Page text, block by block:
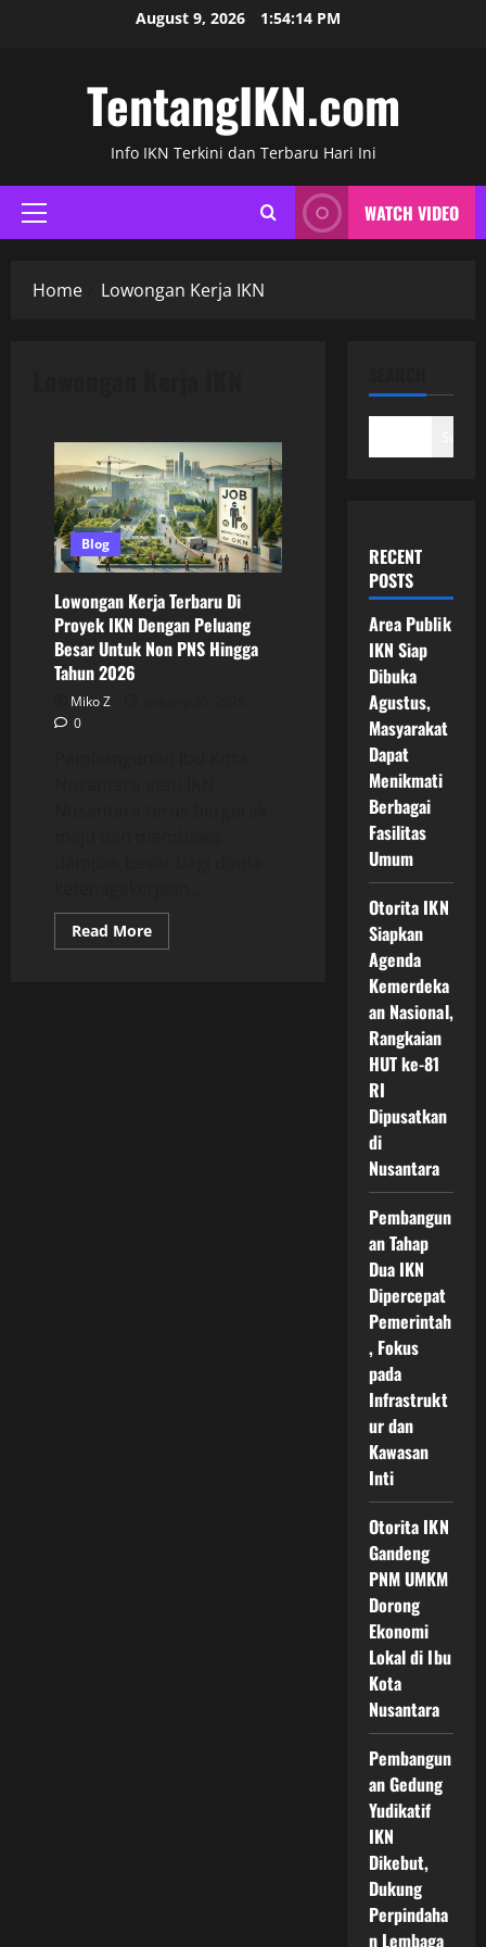
August 9, 2026 1:54:15 PM
TentangIKN.com
Info IKN Terkini dan Terbaru Hari Ini
Primary
Menu
WATCH VIDEO
Home Lowongan Kerja IKN
Blog
Lowongan Kerja Terbaru Di
Proyek IKN Dengan Peluang
Besar Untuk Non PNS Hingga
Tahun 2026
Miko Z
0
Read MoreRead
more
RECENT
POSTS
Area Publik
IKN Siap
Dibuka
Agustus,
Masyarakat
Dapat
Menikmati
Berbagai
Fasilitas
Umum
Otorita IKN
Siapkan
Agenda
Kemerdeka
an Nasional,
Rangkaian
HUT ke-81
RI
Dipusatkan
di
Nusantara
Pembangun
an Tahap
Dua IKN
Dipercepat
Pemerintah
, Fokus
pada
Infrastrukt
ur dan
Kawasan
Inti
Otorita IKN
Gandeng
PNM UMKM
Dorong
Ekonomi
Lokal di Ibu
Kota
Nusantara
Pembangun
an Gedung
Yudikatif
IKN
Dikebut,
Dukung
Perpindaha
n Lembaga